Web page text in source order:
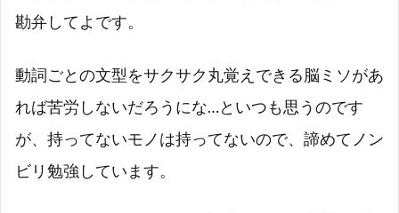
勘弁してよです。
動詞ごとの文型をサクサク丸覚えできる脳ミソがあ
れば苦労しないだろうにな…といつも思うのです
が、持ってないモノは持ってないので、諦めてノン
ビリ勉強しています。